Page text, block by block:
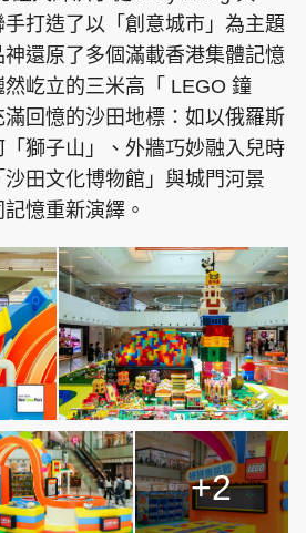
手打造了以「創意城市」為主題
還原了多個滿載香港集體記憶
屹立的三米高「 LEGO 鐘
回憶的沙田地標：如以俄羅斯
獅子山」、外牆巧妙融入兒時
田文化博物館」與城門河景
憶重新演繹。
+2